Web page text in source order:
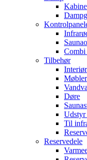
Combi
Tilbehør
Interiør
Møbler
Døre
Til
Reservedele